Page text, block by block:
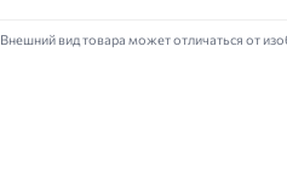
Внешний вид товара может отличаться от